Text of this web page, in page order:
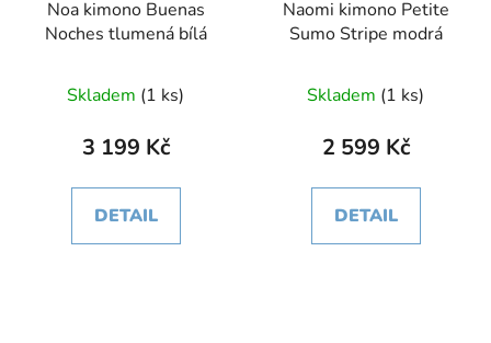
Noa kimono Buenas
Noches tlumená bílá
Skladem (1 ks)
3 199 Kč
DETAIL
Naomi kimono Petite
Sumo Stripe modrá
Skladem (1 ks)
2 599 Kč
DETAIL